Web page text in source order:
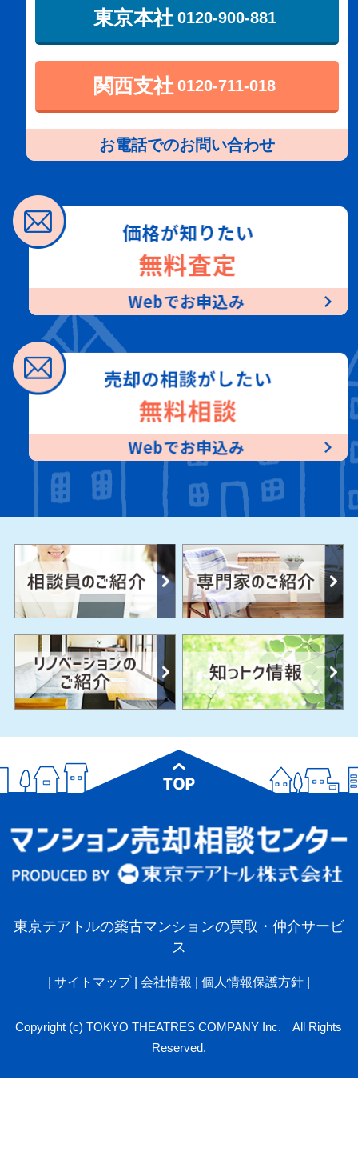
東京本社 0120-900-881
関西支社 0120-711-018
お電話でのお問い合わせ
東京テアトルの築古マンションの買取・仲介サービ
ス
サイトマップ 会社情報 個人情報保護方針|
Copyright (c) TOKYO THEATRES COMPANY Inc. All Rights
Reserved.